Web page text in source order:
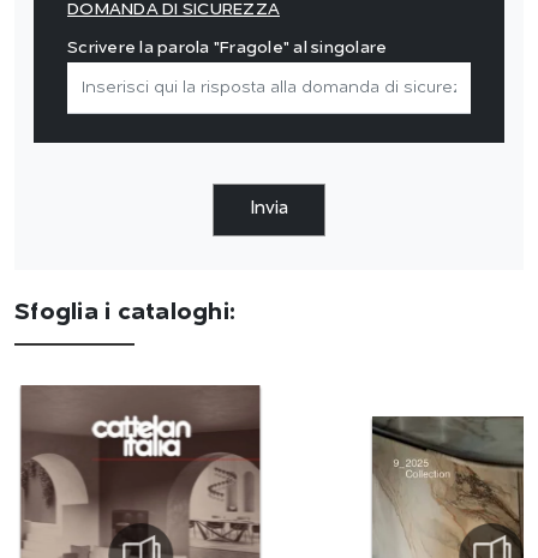
DOMANDA DI SICUREZZA
Scrivere la parola "Fragole" al singolare
Invia
Sfoglia i cataloghi: